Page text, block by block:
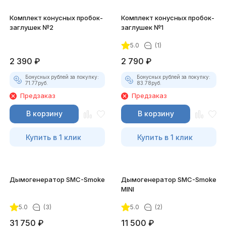
Комплект конусных пробок-
заглушек №2
2 390 ₽
Бонусных рублей за покупку:
71.77руб.
Предзаказ
В корзину
Купить в 1 клик
Комплект конусных пробок-
заглушек №1
5.0 (1)
2 790 ₽
Бонусных рублей за покупку:
83.78руб.
Предзаказ
В корзину
Купить в 1 клик
Дымогенератор SMC-Smoke
5.0 (3)
31 750 ₽
Дымогенератор SMC-Smoke
MINI
5.0 (2)
11 500 ₽